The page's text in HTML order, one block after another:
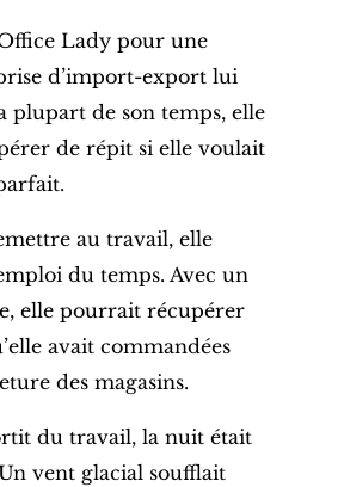
Lady pour une
d’import-export lui
plupart de son temps, elle
de répit si elle voulait
au travail, elle
du temps. Avec un
elle pourrait récupérer
avait commandées
des magasins.
du travail, la nuit était
vent glacial soufflait